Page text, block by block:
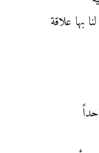
بها علاقة